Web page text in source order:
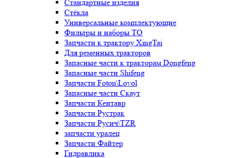
Стандартные изделия
Стёкла
Универсальные комплектующие
Фильтры и наборы ТО
Запчасти к трактору XingTai
Для ременных тракторов
Запасные части к тракторам Dongfeng
Запасные части Shifeng
Запчасти Foton\Lovol
Запасные части Скаут
Запчасти Кентавр
Запчасти Рустрак
Запчасти Русич\TZR
запчасти уралец
Запчасти Файтер
Гидравлика